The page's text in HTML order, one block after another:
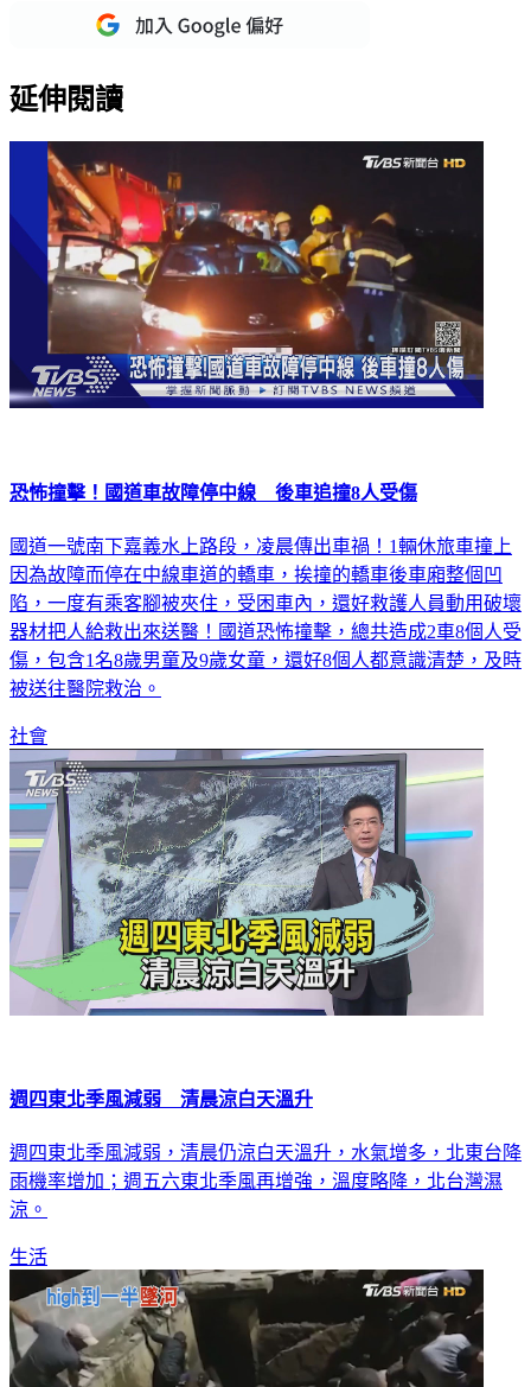
延伸閱讀
恐怖撞擊！國道車故障停中線 後車追撞8人受傷
國道一號南下嘉義水上路段，凌晨傳出車禍！1輛休旅車撞上
因為故障而停在中線車道的轎車，挨撞的轎車後車廂整個凹
陷，一度有乘客腳被夾住，受困車內，還好救護人員動用破壞
器材把人給救出來送醫！國道恐怖撞擊，總共造成2車8個人受
傷，包含1名8歲男童及9歲女童，還好8個人都意識清楚，及時
被送往醫院救治。
社會
週四東北季風減弱 清晨涼白天溫升
週四東北季風減弱，清晨仍涼白天溫升，水氣增多，北東台降
雨機率增加；週五六東北季風再增強，溫度略降，北台灣濕
涼。
生活